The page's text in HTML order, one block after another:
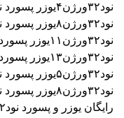
نود۳۲ورژن۴
یوزر پسورد
نود۳۲ورژن۸
یوزر پسورد
نود۳۲ورژن۱۱
یوزر پسورد
نود۳۲ورژن۱۳
یوزر پسورد
نود۳۲ورژن۵
یوزر پسورد
نود۳۲ورژن۸
یوزر پسورد
رایگان یوزر و پسورد نود۳۲سه ماهه رایگان